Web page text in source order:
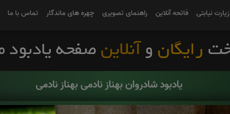
زیارت نیابتی فاتحه آنلاین راهنمای تصویری چهره های ماندگار تماس با ما
یادبود شادروان بهناز نادمی بهناز نادمی